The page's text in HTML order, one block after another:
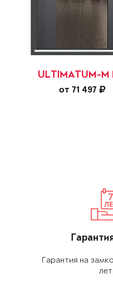
ULTIMATUM-M
от 71 497
Гарантия на
лет